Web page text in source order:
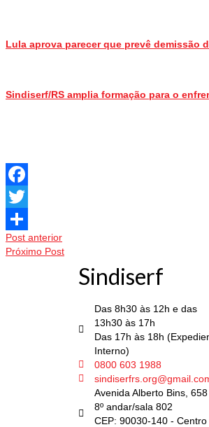
Lula aprova parecer que prevê demissão
Sindiserf/RS amplia formação para o
Facebook
Twitter
Share
Post anterior
Próximo Post
Sindiserf
Das 8h30 às 12h e das
13h30 às 17h
Das 17h às 18h
Interno)
0800 603 1988
Avenida Alberto Bins, 658
8º andar/sala 802
CEP: 90030-140 - Centro